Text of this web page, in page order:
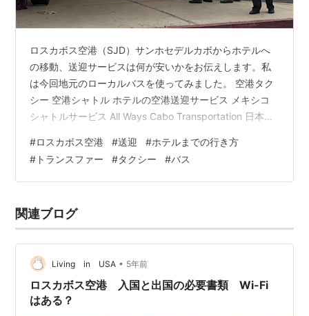
ロスカボス空港（SJD）サンホセデルカボからホテルへ
の移動、送迎サービスは何が安いかをお伝えします。私
は今回地元のローカルバスを使ってみました。 空港タク
シー 空港シャトル ホテルの空港送迎サービス メキシコ
シャトルサービス All Ways Cabo Transportation 日本語
ス 空港での乗り場 料金と支払い方法 ホテルまで まとめ
1番安いトランスファーサービスは？
#ロスカボス空港 #送迎 #ホテルまでの行き方
# トランスファー #タクシー #バス
関連ブログ
Living in USA • 5年前
ロスカボス空港 入国と出国の必要書類 Wi-Fi
はある？